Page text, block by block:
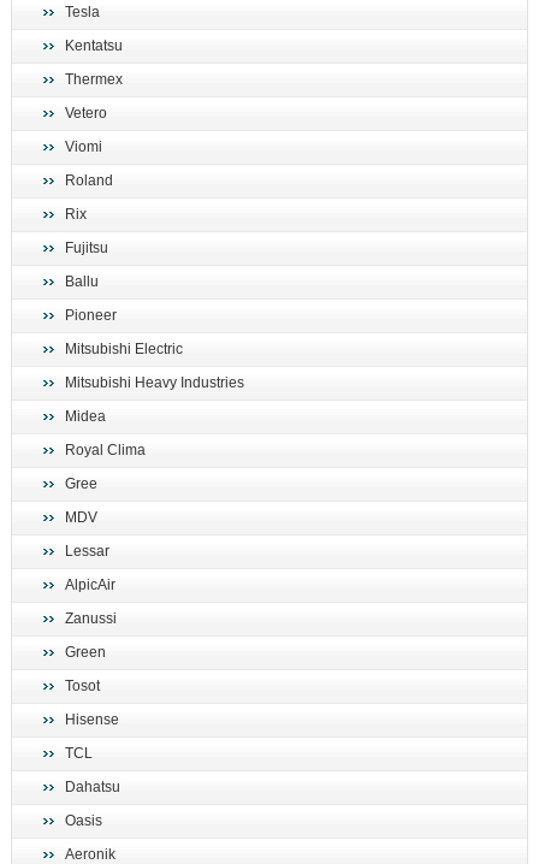
Tesla
Kentatsu
Thermex
Vetero
Viomi
Roland
Rix
Fujitsu
Ballu
Pioneer
Mitsubishi Electric
Mitsubishi Heavy Industries
Midea
Royal Clima
Gree
MDV
Lessar
AlpicAir
Zanussi
Green
Tosot
Hisense
TCL
Dahatsu
Oasis
Aeronik